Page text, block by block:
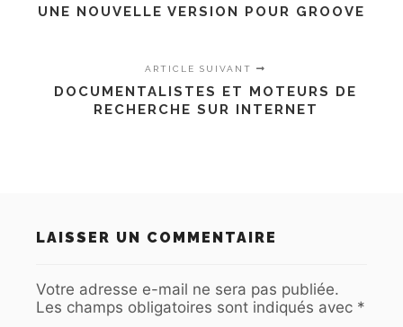
UNE NOUVELLE VERSION POUR GROOVE
ARTICLE SUIVANT
DOCUMENTALISTES ET MOTEURS DE
RECHERCHE SUR INTERNET
LAISSER UN COMMENTAIRE
Votre adresse e-mail ne sera pas publiée.
Les champs obligatoires sont indiqués avec *